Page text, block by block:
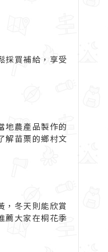
採買補給，享受
地農產品製作的
解苗栗的鄉村文
，冬天則能欣賞
薦大家在桐花季